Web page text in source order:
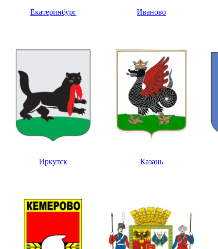
Екатеринбург Иваново
Иркутск Казань